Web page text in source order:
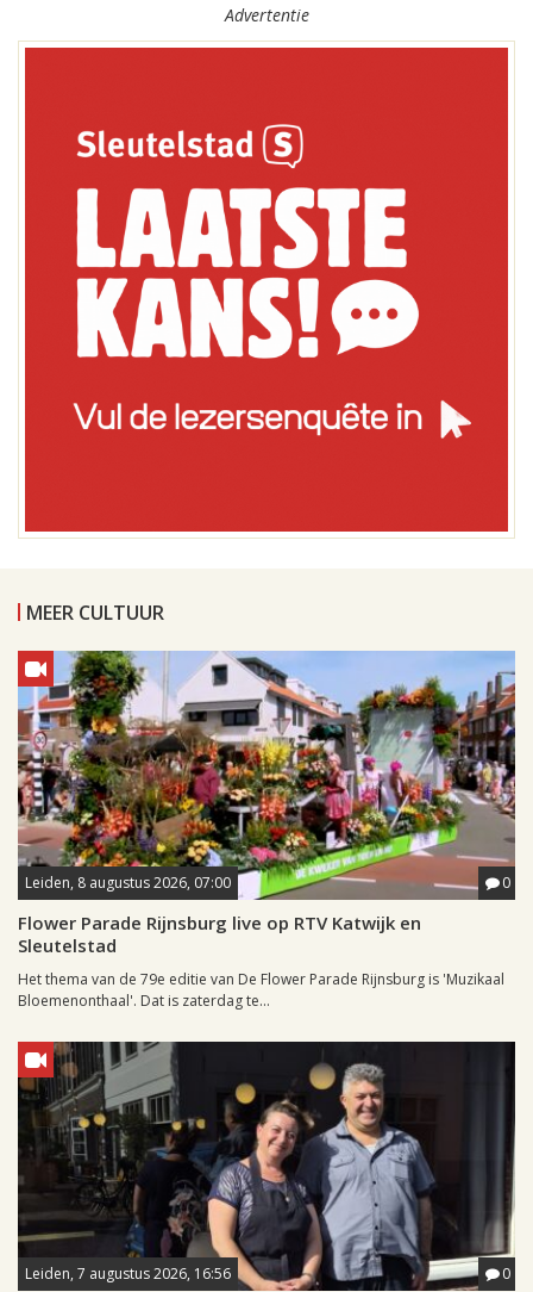
Advertentie
MEER CULTUUR
Leiden, 8 augustus 2026, 07:00 0
Flower Parade Rijnsburg live op RTV Katwijk en
Sleutelstad
Het thema van de 79e editie van De Flower Parade Rijnsburg is 'Muzikaal
Bloemenonthaal'. Dat is zaterdag te...
Leiden, 7 augustus 2026, 16:56 0